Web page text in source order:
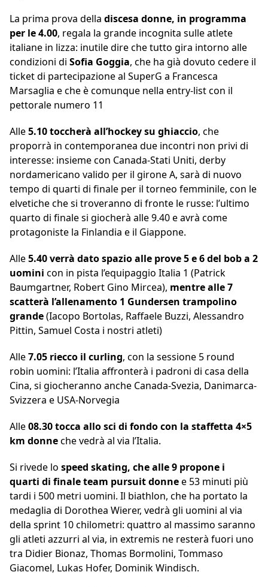
La prima prova della discesa donne, in programma
per le 4.00, regala la grande incognita sulle atlete
italiane in lizza: inutile dire che tutto gira intorno alle
condizioni di Sofia Goggia, che ha già dovuto cedere il
ticket di partecipazione al SuperG a Francesca
Marsaglia e che è comunque nella entry-list con il
pettorale numero 11
Alle5.10 toccherà all’hockey su ghiaccio, che
proporrà in contemporanea due incontri non privi di
interesse: insieme con Canada-Stati Uniti, derby
nordamericano valido per il girone A, sarà di nuovo
tempo di quarti di finale per il torneo femminile, con le
elvetiche che si troveranno di fronte le russe: l’ultimo
quarto di finale si giocherà alle 9.40 e avrà come
protagoniste la Finlandia e il Giappone.
Alle5.40 verrà dato spazio alle prove 5 e 6 del bob a 2
uomini con in pista l’equipaggio Italia 1 (Patrick
Baumgartner, Robert Gino Mircea), mentre alle 7
scatterà l’allenamento 1 Gundersen trampolino
grande(Iacopo Bortolas, Raffaele Buzzi, Alessandro
Pittin, Samuel Costa i nostri atleti)
Alle7.05 riecco il curling, con la sessione 5 round
robin uomini: l’Italia affronterà i padroni di casa della
Cina, si giocheranno anche Canada-Svezia, Danimarca-
Svizzera e USA-Norvegia
Alle08.30 tocca allo sci di fondo con la staffetta 4×5
km donneche vedrà al via l’Italia.
Si rivede lo speed skating, che alle 9 propone i
quarti di finale team pursuit donnee 53 minuti più
tardi i 500 metri uomini. Il biathlon, che ha portato la
medaglia di Dorothea Wierer, vedrà gli uomini al via
della sprint 10 chilometri: quattro al massimo saranno
gli atleti azzurri al via, in extremis ne resterà fuori uno
tra Didier Bionaz, Thomas Bormolini, Tommaso
Giacomel, Lukas Hofer, Dominik Windisch.